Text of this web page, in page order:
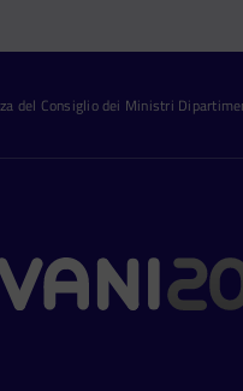
del Consiglio dei Ministri